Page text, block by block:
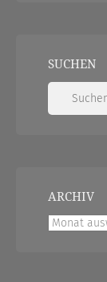
SUCHEN
Suchen
ARCHIV
Archiv